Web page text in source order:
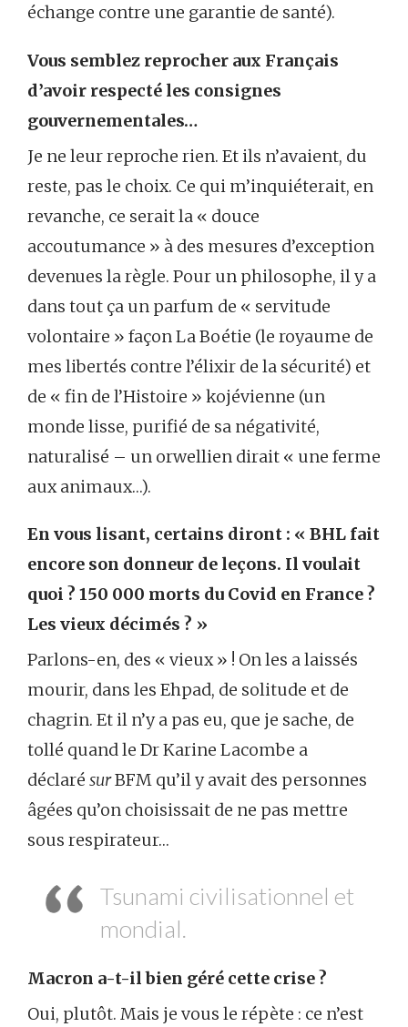
échange contre une garantie de santé).
Vous semblez reprocher aux Français
d’avoir respecté les consignes
gouvernementales…
Je ne leur reproche rien. Et ils n’avaient, du
reste, pas le choix. Ce qui m’inquiéterait, en
revanche, ce serait la « douce
accoutumance » à des mesures d’exception
devenues la règle. Pour un philosophe, il y a
dans tout ça un parfum de « servitude
volontaire » façon La Boétie (le royaume de
mes libertés contre l’élixir de la sécurité) et
de « fin de l’Histoire » kojévienne (un
monde lisse, purifié de sa négativité,
naturalisé – un orwellien dirait « une ferme
aux animaux…).
En vous lisant, certains diront : « BHL fait
encore son donneur de leçons. Il voulait
quoi ? 150 000 morts du Covid en France ?
Les vieux décimés ? »
Parlons-en, des « vieux » ! On les a laissés
mourir, dans les Ehpad, de solitude et de
chagrin. Et il n’y a pas eu, que je sache, de
tollé quand le Dr Karine Lacombe a
déclaré surBFM qu’il y avait des personnes
âgées qu’on choisissait de ne pas mettre
sous respirateur…
Tsunami civilisationnel et
mondial.
Macron a-t-il bien géré cette crise ?
Oui, plutôt. Mais je vous le répète : ce n’est